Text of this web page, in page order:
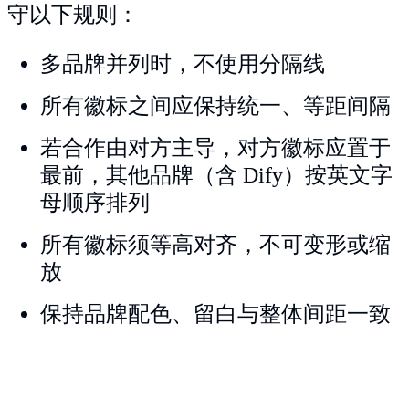
守以下规则：
多品牌并列时，不使用分隔线
所有徽标之间应保持统一、等距间隔
若合作由对方主导，对方徽标应置于
最前，其他品牌（含 Dify）按英文字
母顺序排列
所有徽标须等高对齐，不可变形或缩
放
保持品牌配色、留白与整体间距一致